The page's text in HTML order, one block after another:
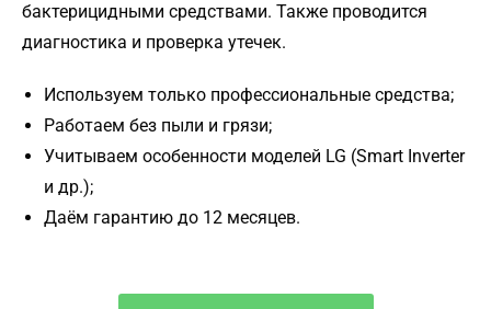
бактерицидными средствами. Также проводится
диагностика и проверка утечек.
Используем только профессиональные средства;
Работаем без пыли и грязи;
Учитываем особенности моделей LG (Smart Inverter
и др.);
Даём гарантию до 12 месяцев.